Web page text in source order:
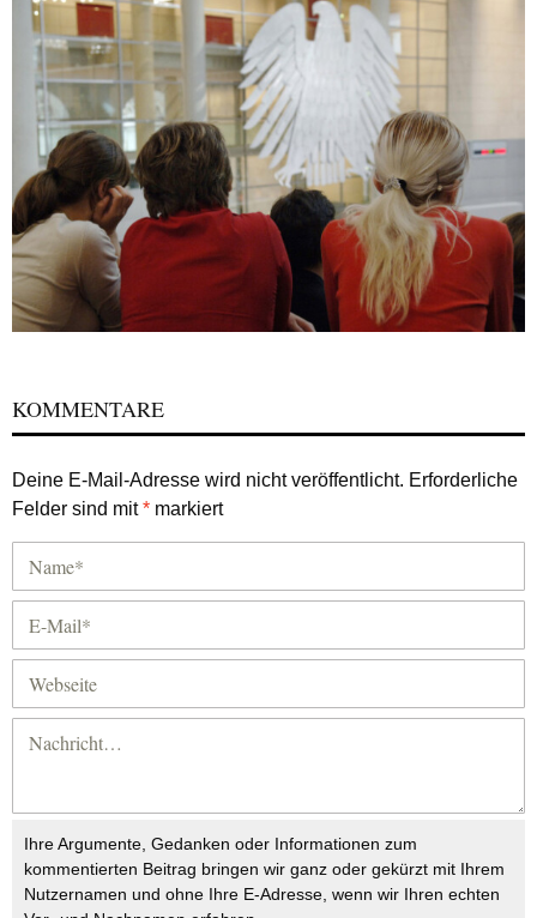
KOMMENTARE
Deine E-Mail-Adresse wird nicht veröffentlicht. Erforderliche
Felder sind mit* markiert
Ihre Argumente, Gedanken oder Informationen zum
kommentierten Beitrag bringen wir ganz oder gekürzt mit Ihrem
Nutzernamen und ohne Ihre E-Adresse, wenn wir Ihren echten